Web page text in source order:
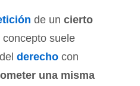
de un cierto
concepto suele
derecho con
una misma